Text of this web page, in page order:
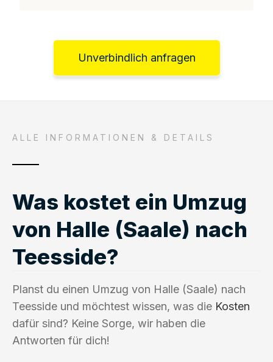
Unverbindlich anfragen
ALLE INFORMATIONEN & DETAILS
Was kostet ein Umzug
von Halle (Saale) nach
Teesside?
Planst du einen Umzug von Halle (Saale) nach
Teesside und möchtest wissen, was die Kosten
dafür sind? Keine Sorge, wir haben die
Antworten für dich!